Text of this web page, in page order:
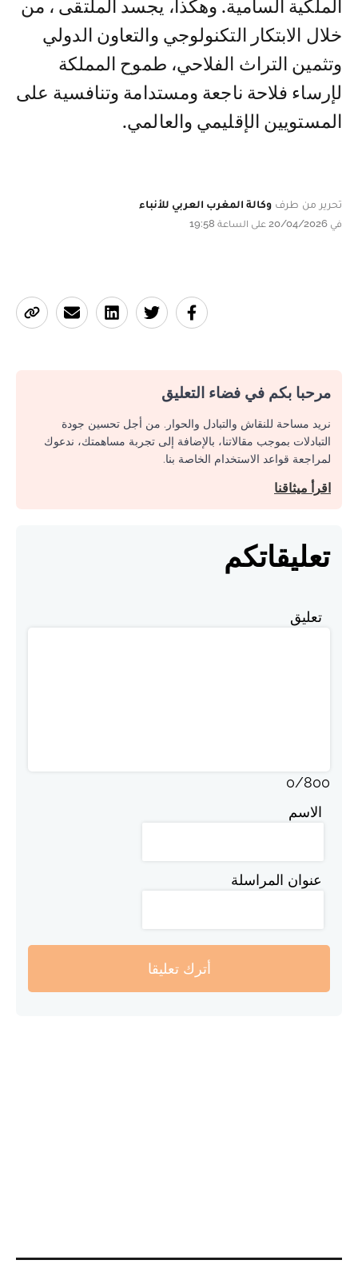
الملكية السامية. وهكذا، يجسد الملتقى ، من
خلال الابتكار التكنولوجي والتعاون الدولي
وتثمين التراث الفلاحي، طموح المملكة
لإرساء فلاحة ناجعة ومستدامة وتنافسية على
المستويين الإقليمي والعالمي.
تحرير من طرف وكالة المغرب العربي للأنباء
في 20/04/2026 على الساعة 19:58
مرحبا بكم في فضاء التعليق
نريد مساحة للنقاش والتبادل والحوار. من أجل تحسين جودة
التبادلات بموجب مقالاتنا، بالإضافة إلى تجربة مساهمتك، ندعوك
لمراجعة قواعد الاستخدام الخاصة بنا.
اقرأ ميثاقنا
تعليقاتكم
تعليق
0/800
الاسم
عنوان المراسلة
أترك تعليقا